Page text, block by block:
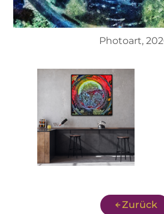
Photoart,
Zurück